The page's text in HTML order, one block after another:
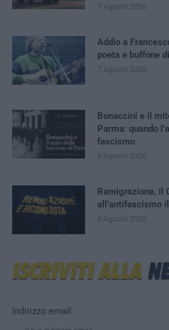
Indirizzo email:
7 Agosto 2026
Addio a
poeta e buffone
7 Agosto 2026
Bonaccini e il
Parma: quando
fascismo
6 Agosto 2026
Remigrazione, il
all’antifascismo
6 Agosto 2026